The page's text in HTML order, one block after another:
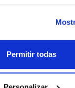
Permitir todas
COA
Regístrate